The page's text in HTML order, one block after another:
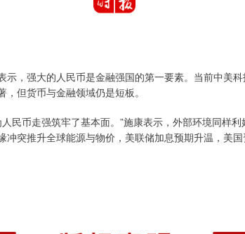
示，强大的人民币是金融强国的第一要素。当前中美
但货币与金融领域仍是短板。
民币走强筑牢了基本面。”施康表示，外部环境同样
突推升全球能源与物价，美联储加息预期升温，美国